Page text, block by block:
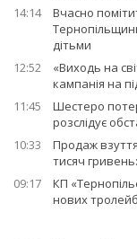
14:14
Вчасно
дітьми
12:52
«Виходь на
кампанія на
11:45
Шестеро
розслідує
10:33
Продаж
тисяч
09:17
КП
нових